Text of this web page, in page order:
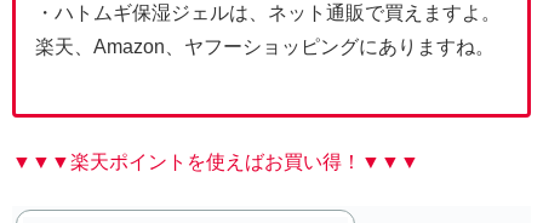
・ハトムギ保湿ジェルは、ネット通販で買えますよ。
楽天、Amazon、ヤフーショッピングにありますね。
▼▼▼楽天ポイントを使えばお買い得！▼▼▼